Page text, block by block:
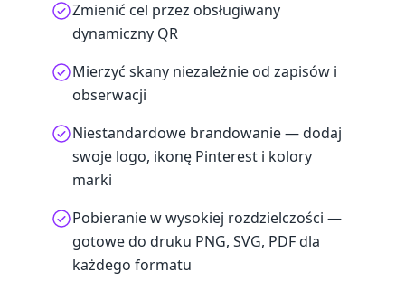
Zmienić cel przez obsługiwany
dynamiczny QR
Mierzyć skany niezależnie od zapisów i
obserwacji
Niestandardowe brandowanie — dodaj
swoje logo, ikonę Pinterest i kolory
marki
Pobieranie w wysokiej rozdzielczości —
gotowe do druku PNG, SVG, PDF dla
każdego formatu